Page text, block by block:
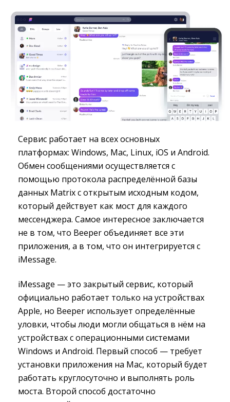
Сервис работает на всех основных
платформах: Windows, Mac, Linux, iOS и Android.
Обмен сообщениями осуществляется с
помощью протокола распределённой базы
данных Matrix с открытым исходным кодом,
который действует как мост для каждого
мессенджера. Самое интересное заключается
не в том, что Beeper объединяет все эти
приложения, а в том, что он интегрируется с
iMessage.
iMessage — это закрытый сервис, который
официально работает только на устройствах
Apple, но Beeper использует определённые
уловки, чтобы люди могли общаться в нём на
устройствах с операционными системами
Windows и Android. Первый способ — требует
установки приложения на Mac, который будет
работать круглосуточно и выполнять роль
моста. Второй способ достаточно